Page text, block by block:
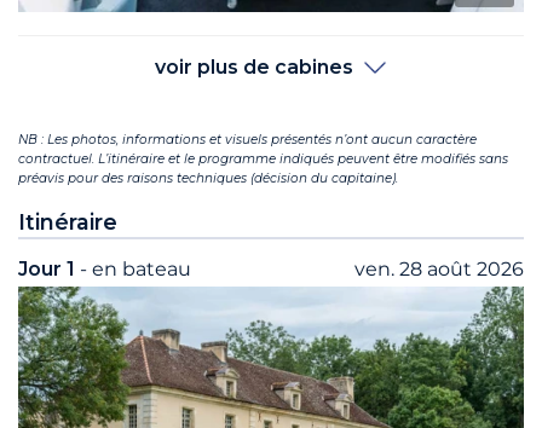
voir plus de cabines
NB : Les photos, informations et visuels présentés n’ont aucun caractère
contractuel. L’itinéraire et le programme indiqués peuvent être modifiés sans
préavis pour des raisons techniques (décision du capitaine).
Itinéraire
Jour 1 - en bateau ven. 28 août 2026